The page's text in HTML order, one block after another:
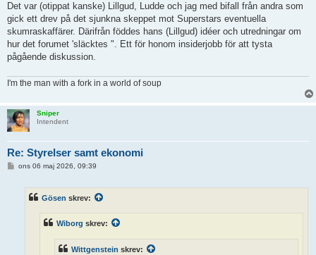
Det var (otippat kanske) Lillgud, Ludde och jag med bifall från andra som
gick ett drev på det sjunkna skeppet mot Superstars eventuella
skumraskaffärer. Därifrån föddes hans (Lillgud) idéer och utredningar om
hur det forumet 'släcktes ". Ett för honom insiderjobb för att tysta
pågående diskussion.
I'm the man with a fork in a world of soup
Sniper
Intendent
Re: Styrelser samt ekonomi
ons 06 maj 2026, 09:39
Gösen skrev:
Wiborg skrev:
Wittgenstein skrev: